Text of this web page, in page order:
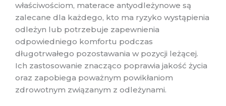
właściwościom, materace antyodleżynowe są
zalecane dla każdego, kto ma ryzyko wystąpienia
odleżyn lub potrzebuje zapewnienia
odpowiedniego komfortu podczas
długotrwałego pozostawania w pozycji leżącej.
Ich zastosowanie znacząco poprawia jakość życia
oraz zapobiega poważnym powikłaniom
zdrowotnym związanym z odleżynami.